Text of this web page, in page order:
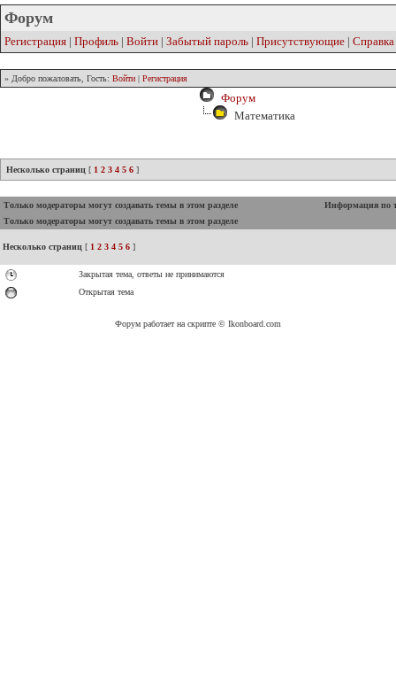
Форум
Регистрация | Профиль | Войти | Забытый пароль | Присутствующие | Справка
» Добро пожаловать, Гость: Войти | Регистрация
Форум
Математика
Несколько страниц [ 1 2 3 4 5 6 ]
Только модераторы могут создавать темы в этом разделе
Информация по
Только модераторы могут создавать темы в этом разделе
Несколько страниц [ 1 2 3 4 5 6 ]
Закрытая тема, ответы не принимаются
Открытая тема
Форум работает на скрипте © Ikonboard.com